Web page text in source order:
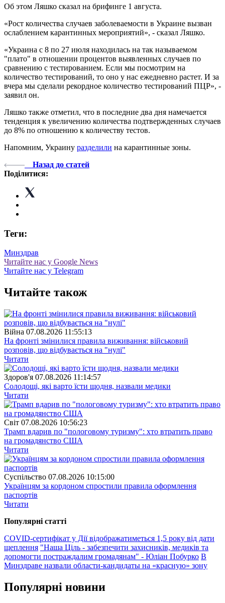
Об этом Ляшко сказал на брифинге 1 августа.
«Рост количества случаев заболеваемости в Украине вызван
ослаблением карантинных мероприятий», - сказал Ляшко.
«Украина с 8 по 27 июля находилась на так называемом
"плато" в отношении процентов выявленных случаев по
сравнению с тестированием. Если мы посмотрим на
количество тестирований, то оно у нас ежедневно растет. И за
вчера мы сделали рекордное количество тестирований ПЦР», -
заявил он.
Ляшко также отметил, что в последние два дня намечается
тенденция к увеличению количества подтвержденных случаев
до 8% по отношению к количеству тестов.
Напомним, Украину разделили на карантинные зоны.
Назад до статей
Поділитися:
Теги:
Минздрав
Читайте нас у Google News
Читайте нас у Telegram
Читайте також
Війна 07.08.2026 11:55:13
На фронті змінилися правила виживання: військовий
розповів, що відбувається на "нулі"
Читати
Здоров'я 07.08.2026 11:14:57
Солодощі, які варто їсти щодня, назвали медики
Читати
Свiт 07.08.2026 10:56:23
Трамп вдарив по "пологовому туризму": хто втратить право
на громадянство США
Читати
Суспiльство 07.08.2026 10:15:00
Українцям за кордоном спростили правила оформлення
паспортів
Читати
Популярнi статтi
COVID-сертифікат у Дії відображатиметься 1,5 року від дати
щеплення "Наша Ціль - забезпечити захисників, медиків та
допомогти постраждалим громадянам" - Юліан Побурко В
Минздраве назвали области-кандидаты на «красную» зону
Популярнi новини